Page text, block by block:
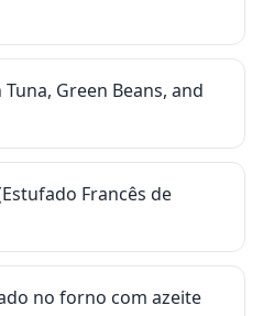
Green Beans, and
Francês de
no forno com azeite